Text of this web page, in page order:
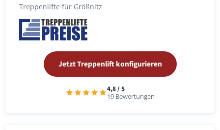
Treppenlifte für Größnitz
Jetzt Treppenlift konfigurieren
4,8 / 5
19 Bewertungen